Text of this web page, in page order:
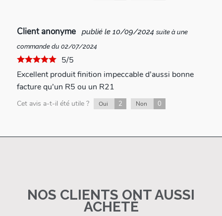
Client anonyme publié le 10/09/2024 suite à une
commande du 02/07/2024
5/5
Excellent produit finition impeccable d’aussi bonne
facture qu’un R5 ou un R21
Cet avis a-t-il été utile ? Oui 2 Non 0
NOS CLIENTS ONT AUSSI
ACHETÉ